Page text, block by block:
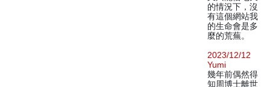
的情況下，沒
有這個網站我
的生命會是多
麼的荒蕪。
2023/12/12
Yumi
幾年前偶然得
知周博士離世